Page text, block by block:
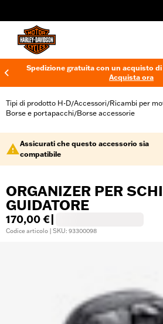
Spedizione gratuita con un acquisto
Acquista ora
Tipi di prodotto H-D/Accessori/Ricambi per
Borse e portapacchi/Borse accessorie
Assicurati che questo accessorio sia
compatibile
ORGANIZER PER
GUIDATORE
170,00 €
Codice articolo | SKU: 93300098